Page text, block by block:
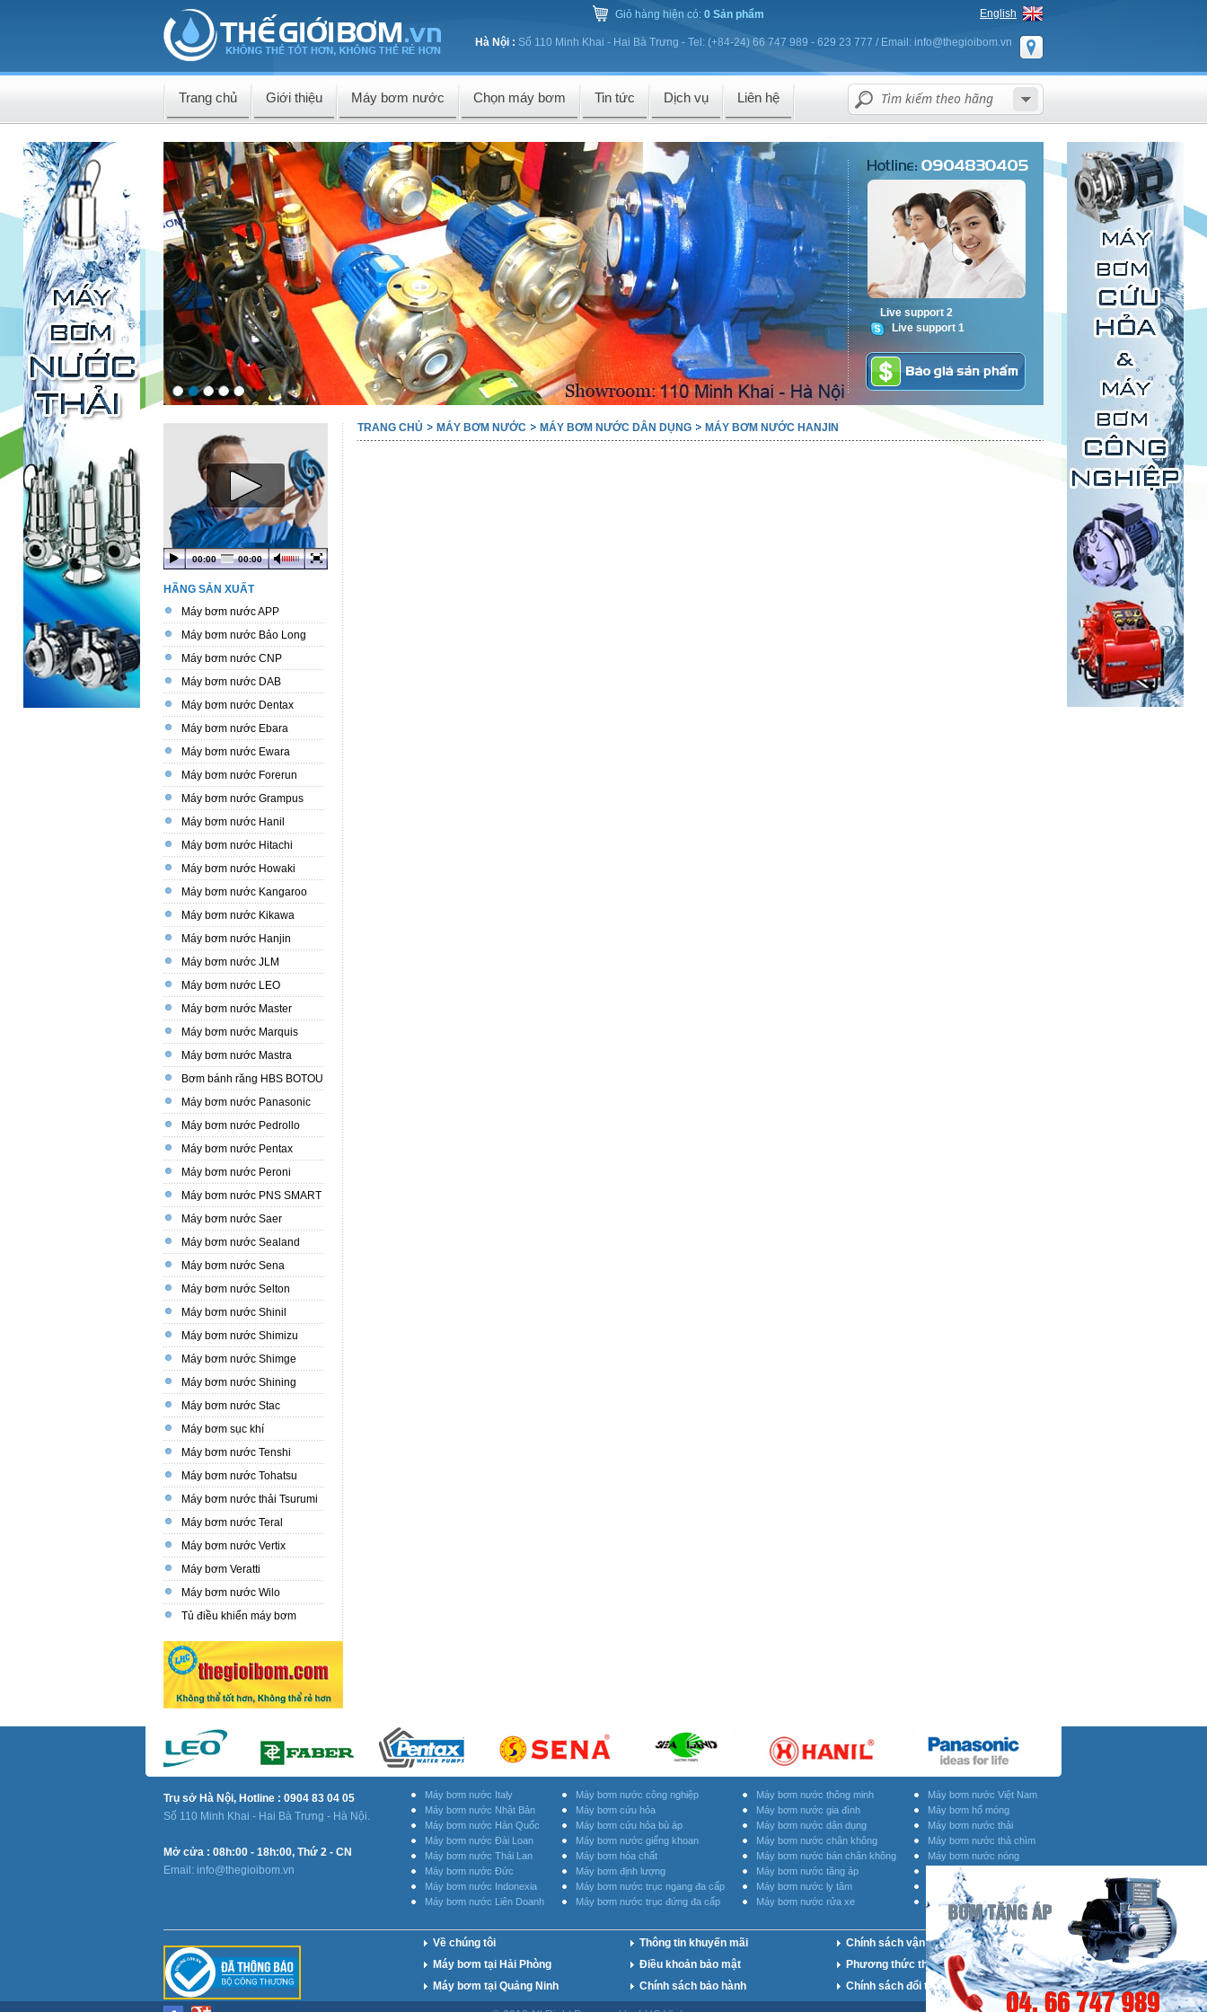
Giỏ hàng hiện có: 0 Sản phẩm English
Hà Nội : Số 110 Minh Khai - Hai Bà Trưng - Tel: (+84-24) 66 747 989 - 629 23 777 / Email: info@thegioibom.vn
Trang chủ Giới thiệu Máy bơm nước Chọn máy bơm Tin tức Dịch vụ Liên hệ
Live support 2
Live support 1
00:00 00:00
HÃNG SẢN XUẤT
Máy bơm nước APP
Máy bơm nước Bảo Long
Máy bơm nước CNP
Máy bơm nước DAB
Máy bơm nước Dentax
Máy bơm nước Ebara
Máy bơm nước Ewara
Máy bơm nước Forerun
Máy bơm nước Grampus
Máy bơm nước Hanil
Máy bơm nước Hitachi
Máy bơm nước Howaki
Máy bơm nước Kangaroo
Máy bơm nước Kikawa
Máy bơm nước Hanjin
Máy bơm nước JLM
Máy bơm nước LEO
Máy bơm nước Master
Máy bơm nước Marquis
Máy bơm nước Mastra
Bơm bánh răng HBS BOTOU
Máy bơm nước Panasonic
Máy bơm nước Pedrollo
Máy bơm nước Pentax
Máy bơm nước Peroni
Máy bơm nước PNS SMART
Máy bơm nước Saer
Máy bơm nước Sealand
Máy bơm nước Sena
Máy bơm nước Selton
Máy bơm nước Shinil
Máy bơm nước Shimizu
Máy bơm nước Shimge
Máy bơm nước Shining
Máy bơm nước Stac
Máy bơm sục khí
Máy bơm nước Tenshi
Máy bơm nước Tohatsu
Máy bơm nước thải Tsurumi
Máy bơm nước Teral
Máy bơm nước Vertix
Máy bơm Veratti
Máy bơm nước Wilo
Tủ điều khiển máy bơm
TRANG CHỦ MÁY BƠM NƯỚC MÁY BƠM NƯỚC DÂN DỤNG MÁY BƠM NƯỚC HANJIN
Máy bơm nước Italy
Máy bơm nước Nhật Bản
Máy bơm nước Hàn Quốc
Máy bơm nước Đài Loan
Máy bơm nước Thái Lan
Máy bơm nước Đức
Máy bơm nước Indonexia
Máy bơm nước Liên Doanh
Máy bơm nước công nghiệp
Máy bơm cứu hỏa
Máy bơm cứu hỏa bù áp
Máy bơm nước giếng khoan
Máy bơm hóa chất
Máy bơm định lượng
Máy bơm nước trục ngang đa cấp
Máy bơm nước trục đứng đa cấp
Máy bơm nước thông minh
Máy bơm nước gia đình
Máy bơm nước dân dụng
Máy bơm nước chân không
Máy bơm nước bán chân không
Máy bơm nước tăng áp
Máy bơm nước ly tâm
Máy bơm nước rửa xe
Máy bơm nước Việt Nam
Máy bơm hố móng
Máy bơm nước thải
Máy bơm nước thả chìm
Máy bơm nước nóng
Máy bơm nước Inox
Máy bơm nước họng súng
Phụ kiện máy bơm nước
Trụ sở Hà Nội, Hotline : 0904 83 04 05
Số 110 Minh Khai - Hai Bà Trưng - Hà Nội.
Mở cửa : 08h:00 - 18h:00, Thứ 2 - CN
Email: info@thegioibom.vn
Về chúng tôi
Máy bơm tại Hải Phòng
Máy bơm tại Quảng Ninh
Thông tin khuyến mãi
Điều khoản bảo mật
Chính sách bảo hành
Chính sách vận chuyển
Phương thức thanh toán
Chính sách đổi trả hàng hóa